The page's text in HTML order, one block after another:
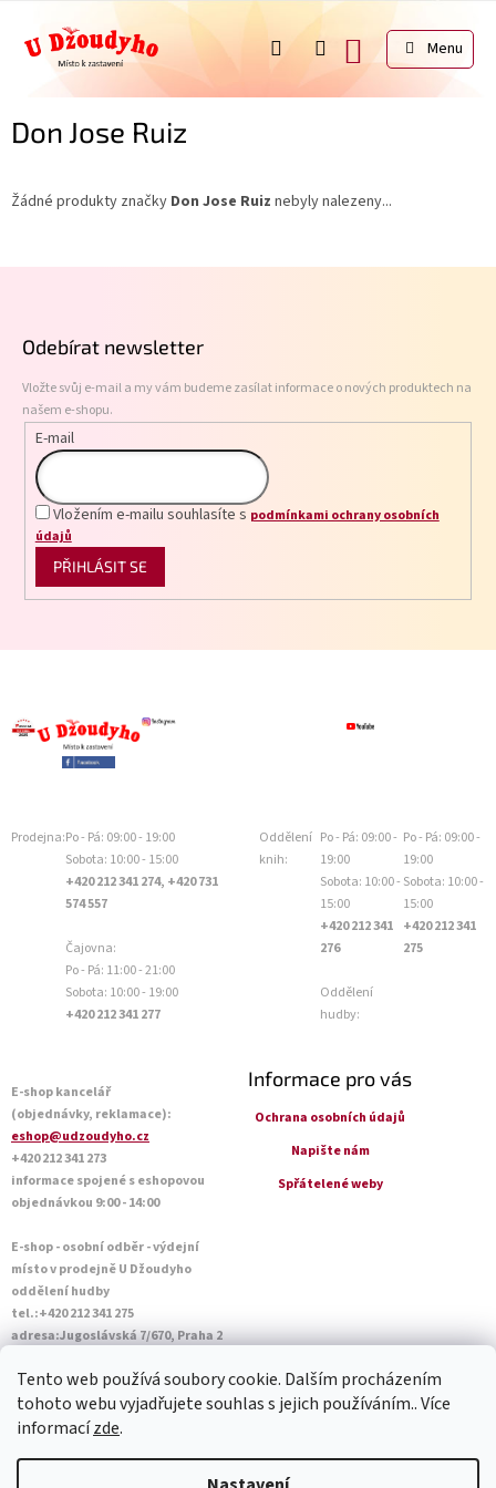
Tento web používá soubory cookie. Dalším procházením
tohoto webu vyjadřujete souhlas s jejich používáním.. Více
informacízde.
obsah
NÁKUPNÍ
KOŠÍK
Don Jose Ruiz
Žádné produkty značky Don Jose Ruiz nebyly nalezeny...
Odebírat newsletter
Vložte svůj e-mail a my vám budeme zasílat informace o nových produktech na
našem e-shopu.
E-mail
Vložením e-mailu souhlasíte s podmínkami ochrany osobních
údajů
PŘIHLÁSIT SE
Prodejna:Po - Pá: 09:00 - 19:00
Sobota: 10:00 - 15:00
+420 212 341 274, +420 731
574 557
Čajovna:
Po - Pá: 11:00 - 21:00
Sobota: 10:00 - 19:00
+420 212 341 277
Oddělení
knih:
Po - Pá: 09:00 -
19:00
Sobota: 10:00 -
15:00
+420 212 341
276
Oddělení
hudby:
Po - Pá: 09:00 -
19:00
Sobota: 10:00 -
15:00
+420 212 341
275
E-shop kancelář
(objednávky, reklamace):
eshop@udzoudyho.cz
+420 212 341 273
informace spojené s eshopovou
objednávkou 9:00 - 14:00
E-shop - osobní odběr - výdejní
místo v prodejně U Džoudyho
oddělení hudby
tel.:+420 212 341 275
adresa:Jugoslávská 7/670, Praha 2
Sobota: 10:00 - 14:45
Informace pro vás
Ochrana osobních údajů
Napište nám
Spřátelené weby